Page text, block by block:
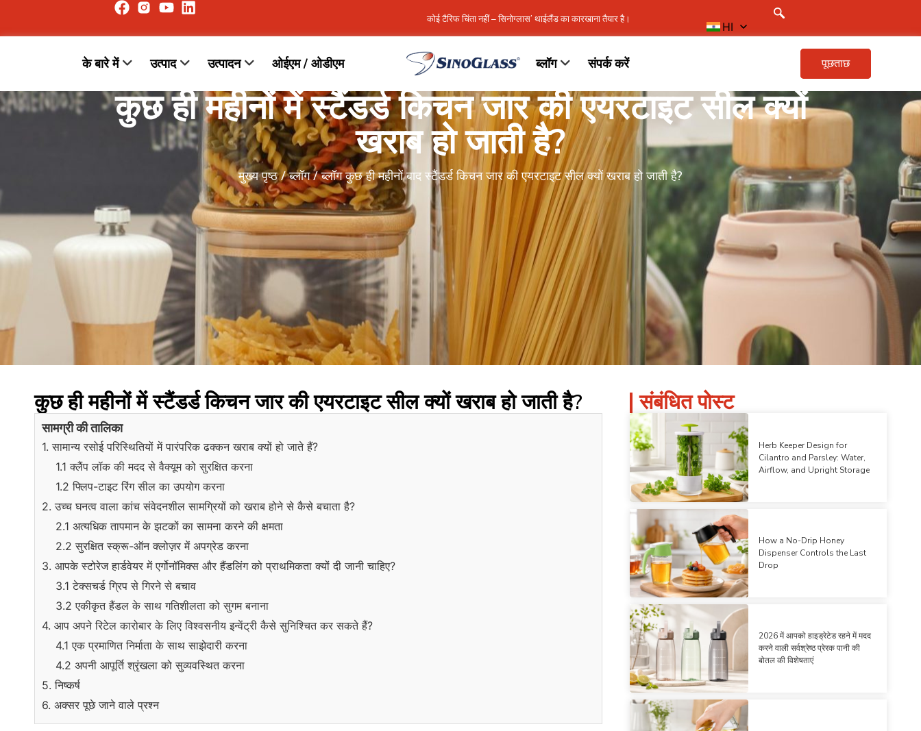
कोई टैरिफ चिंता नहीं – सिनोग्लास’ थाईलैंड का कारखाना तैयार है।
HI
के बारे में उत्पाद उत्पादन ओईएम / ओडीएम ब्लॉग संपर्क करें पूछताछ
कुछ ही महीनों में स्टैंडर्ड किचन जार की एयरटाइट सील क्यों
खराब हो जाती है?
मुख्य पृष्ठ/ब्लॉग/ब्लॉगकुछ ही महीनों बाद स्टैंडर्ड किचन जार की एयरटाइट सील क्यों खराब हो जाती है?
कुछ ही महीनों में स्टैंडर्ड किचन जार की एयरटाइट सील क्यों खराब हो जाती है?
सामग्री की तालिका
1. सामान्य रसोई परिस्थितियों में पारंपरिक ढक्कन खराब क्यों हो जाते हैं?
1.1 क्लैंप लॉक की मदद से वैक्यूम को सुरक्षित करना
1.2 फ्लिप-टाइट रिंग सील का उपयोग करना
2. उच्च घनत्व वाला कांच संवेदनशील सामग्रियों को खराब होने से कैसे बचाता है?
2.1 अत्यधिक तापमान के झटकों का सामना करने की क्षमता
2.2 सुरक्षित स्क्रू-ऑन क्लोज़र में अपग्रेड करना
3. आपके स्टोरेज हार्डवेयर में एर्गोनॉमिक्स और हैंडलिंग को प्राथमिकता क्यों दी जानी चाहिए?
3.1 टेक्सचर्ड ग्रिप से गिरने से बचाव
3.2 एकीकृत हैंडल के साथ गतिशीलता को सुगम बनाना
4. आप अपने रिटेल कारोबार के लिए विश्वसनीय इन्वेंट्री कैसे सुनिश्चित कर सकते हैं?
4.1 एक प्रमाणित निर्माता के साथ साझेदारी करना
4.2 अपनी आपूर्ति श्रृंखला को सुव्यवस्थित करना
5. निष्कर्ष
6. अक्सर पूछे जाने वाले प्रश्न
संबंधित पोस्ट
Herb Keeper Design for
Cilantro and Parsley: Water,
Airflow, and Upright Storage
How a No-Drip Honey
Dispenser Controls the Last
Drop
2026 में आपको हाइड्रेटेड रहने में मदद
करने वाली सर्वश्रेष्ठ प्रेरक पानी की
बोतल की विशेषताएं